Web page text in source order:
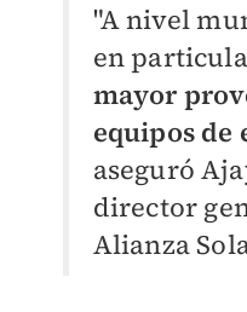
"A nivel
en
mayor
equipos de
aseguró
director
Alianza